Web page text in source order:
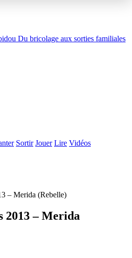
Du bricolage aux sorties familiales
Sortir Jouer Lire Vidéos
– Merida (Rebelle)
2013 – Merida